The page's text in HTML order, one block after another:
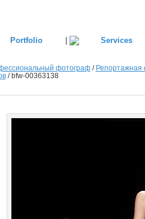
|
фотограф/ Репортажная
/bfw-00363138